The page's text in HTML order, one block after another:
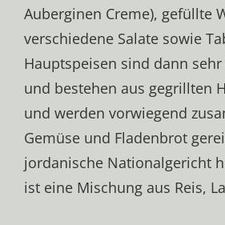
Auberginen Creme), gefüllte
verschiedene Salate sowie
Hauptspeisen sind dann
und bestehen aus gegrillten
und werden vorwiegend
Gemüse und Fladenbrot
jordanische Nationalgericht
ist eine Mischung aus Reis,